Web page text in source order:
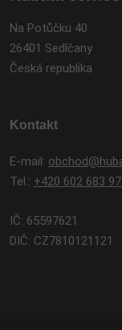
Na Potůčku 40
26401 Sedlčany
Česká republika
Kontakt
E-mail:
Tel.: +420 602 683
IČ: 65597621
DIČ: CZ7810121121